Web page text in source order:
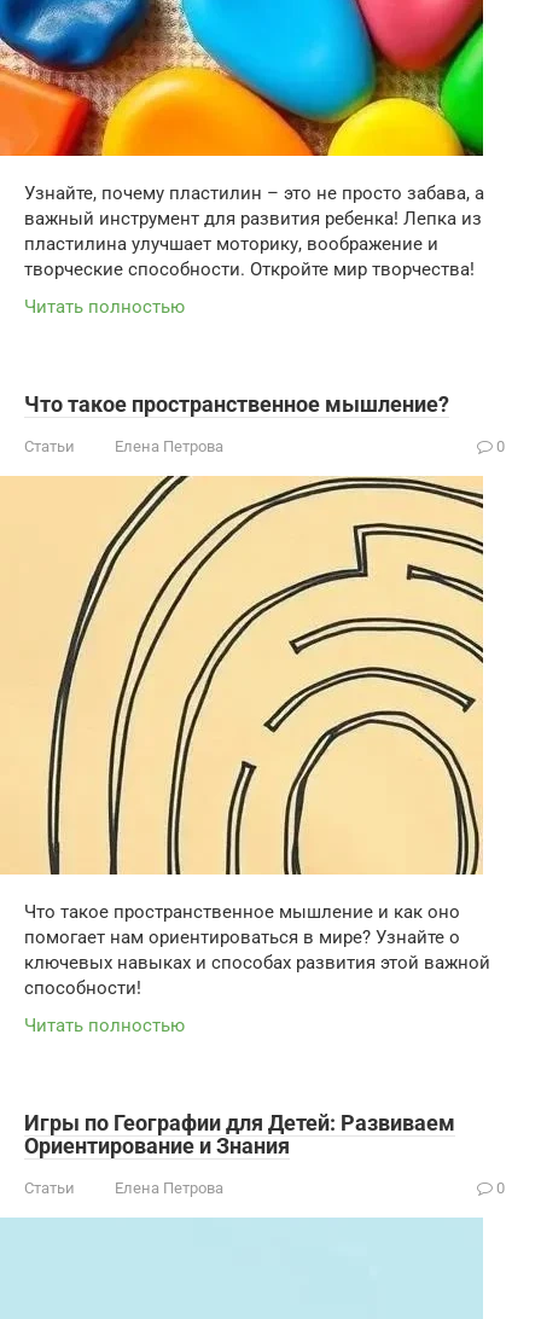
Узнайте, почему пластилин – это не просто забава, а
важный инструмент для развития ребенка! Лепка из
пластилина улучшает моторику, воображение и
творческие способности. Откройте мир творчества!
Читать полностью
Что такое пространственное мышление?
Статьи Елена Петрова 0
Что такое пространственное мышление и как оно
помогает нам ориентироваться в мире? Узнайте о
ключевых навыках и способах развития этой важной
способности!
Читать полностью
Игры по Географии для Детей: Развиваем
Ориентирование и Знания
Статьи Елена Петрова 0